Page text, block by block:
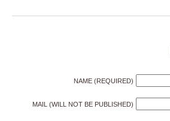
NAME (REQUIRED)
MAIL (WILL NOT BE PUBLISHED)